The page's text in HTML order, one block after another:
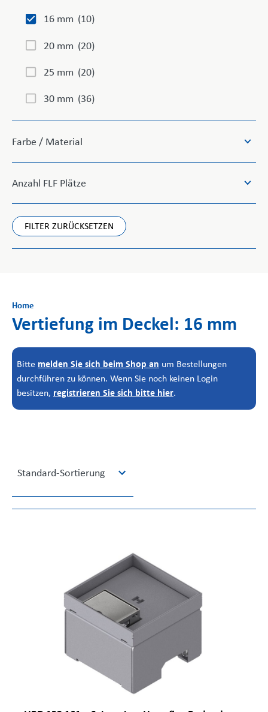
16 mm (10)
20 mm (20)
25 mm (20)
30 mm (36)
Farbe / Material
Anzahl FLF Plätze
FILTER ZURÜCKSETZEN
Home
Vertiefung im Deckel: 16 mm
Bitte melden Sie sich beim Shop an um Bestellungen
durchführen zu können. Wenn Sie noch keinen Login
besitzen, registrieren Sie sich bitte hier.
Standard-Sortierung
available